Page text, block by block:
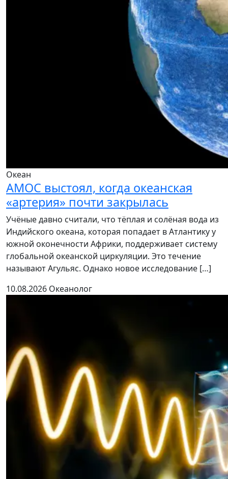
Океан
AMOC выстоял, когда океанская
«артерия» почти закрылась
Учёные давно считали, что тёплая и солёная вода из
Индийского океана, которая попадает в Атлантику у
южной оконечности Африки, поддерживает систему
глобальной океанской циркуляции. Это течение
называют Агульяс. Однако новое исследование […]
10.08.2026 Океанолог